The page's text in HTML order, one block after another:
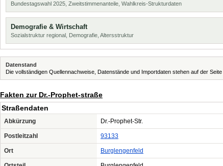
Bundestagswahl 2025, Zweitstimmenanteile, Wahlkreis-Strukturdaten
Demografie & Wirtschaft
Sozialstruktur regional, Demografie, Altersstruktur
Datenstand
Die vollständigen Quellennachweise, Datenstände und Importdaten stehen auf der Seite
Fakten zur Dr.-Prophet-straße
Straßendaten
Abkürzung Dr.-Prophet-Str.
Postleitzahl 93133
Ort Burglengenfeld